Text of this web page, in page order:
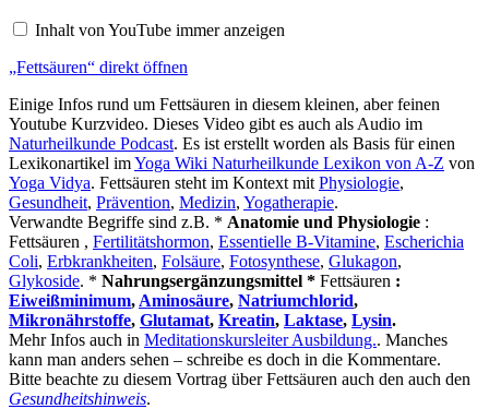
Inhalt von YouTube immer anzeigen
„Fettsäuren“ direkt öffnen
Einige Infos rund um Fettsäuren in diesem kleinen, aber feinen
Youtube Kurzvideo. Dieses Video gibt es auch als Audio im
Naturheilkunde Podcast. Es ist erstellt worden als Basis für einen
Lexikonartikel imYoga Wiki Naturheilkunde Lexikon von A-Z von
Yoga Vidya. Fettsäuren steht im Kontext mit Physiologie,
Gesundheit, Prävention, Medizin, Yogatherapie.
Verwandte Begriffe sind z.B. * Anatomie und Physiologie :
Fettsäuren , Fertilitätshormon, Essentielle B-Vitamine, Escherichia
Coli, Erbkrankheiten, Folsäure, Fotosynthese, Glukagon,
Glykoside. * Nahrungsergänzungsmittel * Fettsäuren :
Eiweißminimum, Aminosäure, Natriumchlorid,
Mikronährstoffe, Glutamat, Kreatin, Laktase, Lysin.
Mehr Infos auch in Meditationskursleiter Ausbildung.. Manches
kann man anders sehen – schreibe es doch in die Kommentare.
Bitte beachte zu diesem Vortrag über Fettsäuren auch den auch den
Gesundheitshinweis.